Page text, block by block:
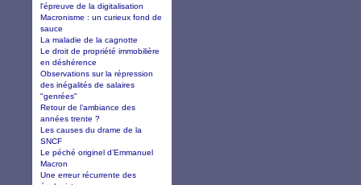
l'épreuve de la digitalisation
Macronisme : un curieux fond de
sauce
La maladie de la cagnotte
Le droit de propriété immobilière
en déshérence
Observations sur la répression
des inégalités de salaires
"genrées"
Retour de l’ambiance des
années trente ?
Les causes du drame de la
SNCF
Le péché originel d’Emmanuel
Macron
Une erreur récurrente des